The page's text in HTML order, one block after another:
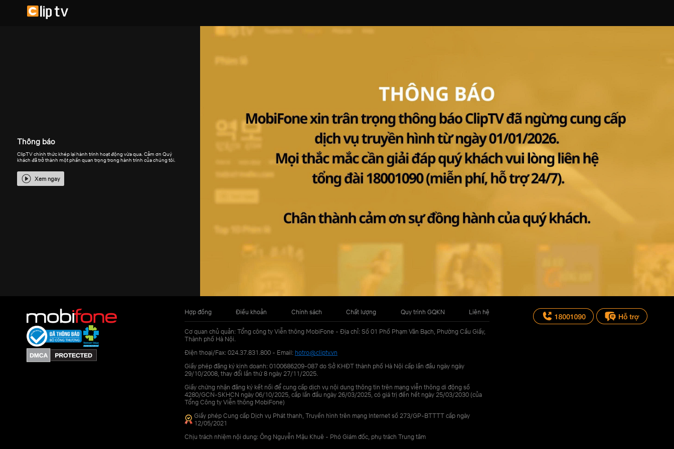
Thông báo
ClipTV chính thức khép lại hành trình hoạt động vừa qua. Cảm ơn Quý
khách đã trở thành một phần quan trọng trong hành trình của chúng tôi.
Xem ngay
Hợp đồng Điều khoản Chính sách Chất lượng Quy trình GQKN Liên hệ
Cơ quan chủ quản: Tổng công ty Viễn thông MobiFone - Địa chỉ: Số 01 Phố Phạm Văn Bạch, Phường Cầu Giấy,
Thành phố Hà Nội.
Điện thoại/Fax: 024.37.831.800 - Email: hotro@cliptv.vn
Giấy phép đăng ký kinh doanh: 0100686209-087 do Sở KHĐT thành phố Hà Nội cấp lần đầu ngày ngày
29/10/2008, thay đổi lần thứ 8 ngày 27/11/2025.
Giấy chứng nhận đăng ký kết nối để cung cấp dịch vụ nội dung thông tin trên mạng viễn thông di động số
4280/GCN-SKHCN ngày 06/10/2025, cấp lần đầu ngày 26/03/2025, có giá trị đến hết ngày 25/03/2030 (của
Tổng Công ty Viễn thông MobiFone)
Giấy phép Cung cấp Dịch vụ Phát thanh, Truyền hình trên mạng Internet số 273/GP-BTTTT cấp ngày
12/05/2021
Chịu trách nhiệm nội dung: Ông Nguyễn Mậu Khuê - Phó Giám đốc, phụ trách Trung tâm